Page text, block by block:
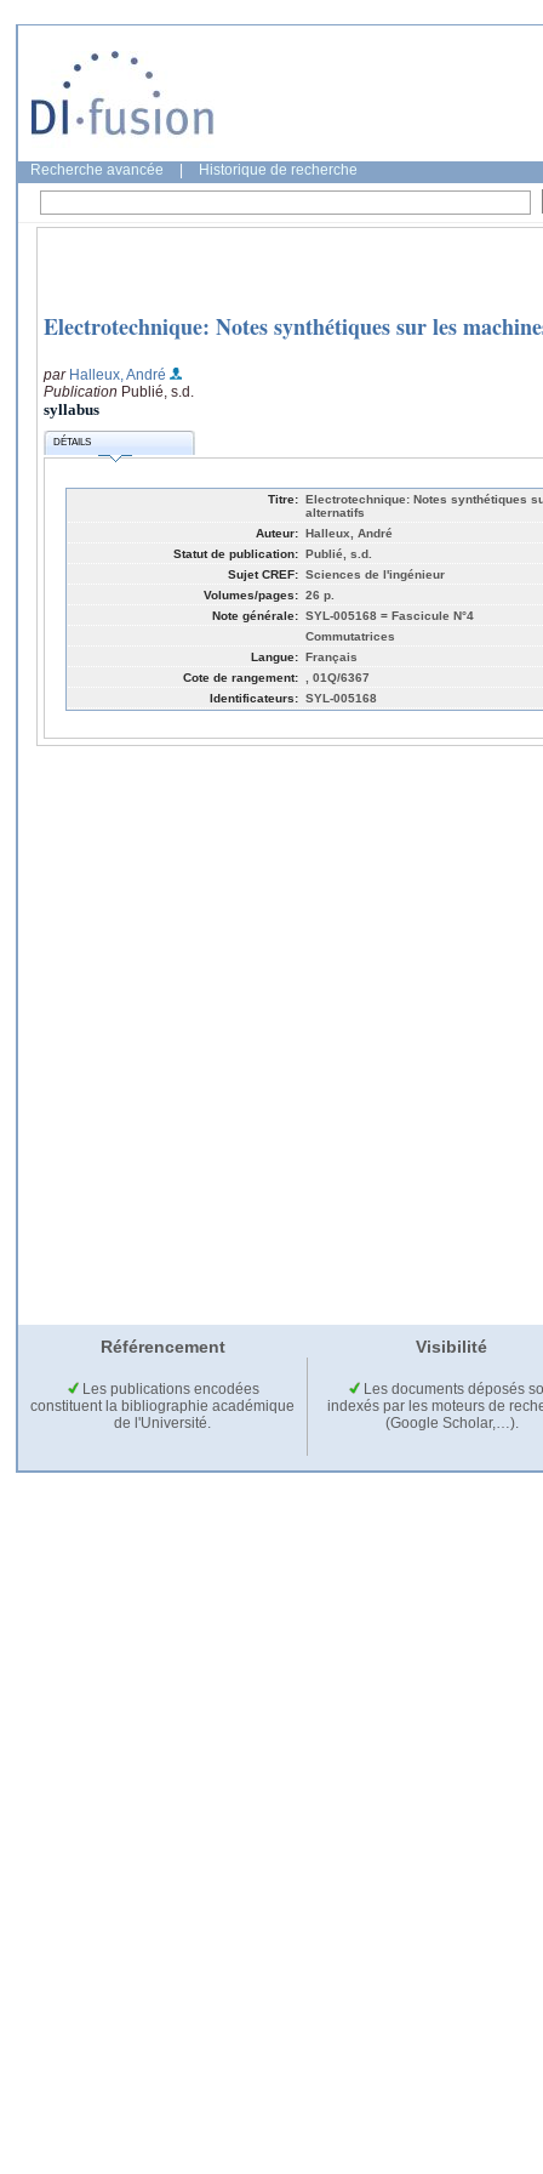
Recherche avancée Historique de recherche
Electrotechnique: Notes synthétiques sur les
par Halleux, André
Publication Publié, s.d.
syllabus
DÉTAILS
Titre: Electrotechnique: Notes synthétiques
alternatifs
Auteur: Halleux, André
Statut de publication: Publié, s.d.
Sujet CREF: Sciences de l'ingénieur
Volumes/pages: 26 p.
Note générale: SYL-005168 = Fascicule N°4
Commutatrices
Langue: Français
Cote de rangement:
, 01Q/6367
Identificateurs: SYL-005168
Référencement Visibilité
Les publications encodées
constituent la bibliographie académique
de l'Université.
Les documents déposés
indexés par les moteurs de
(Google Scholar,…).